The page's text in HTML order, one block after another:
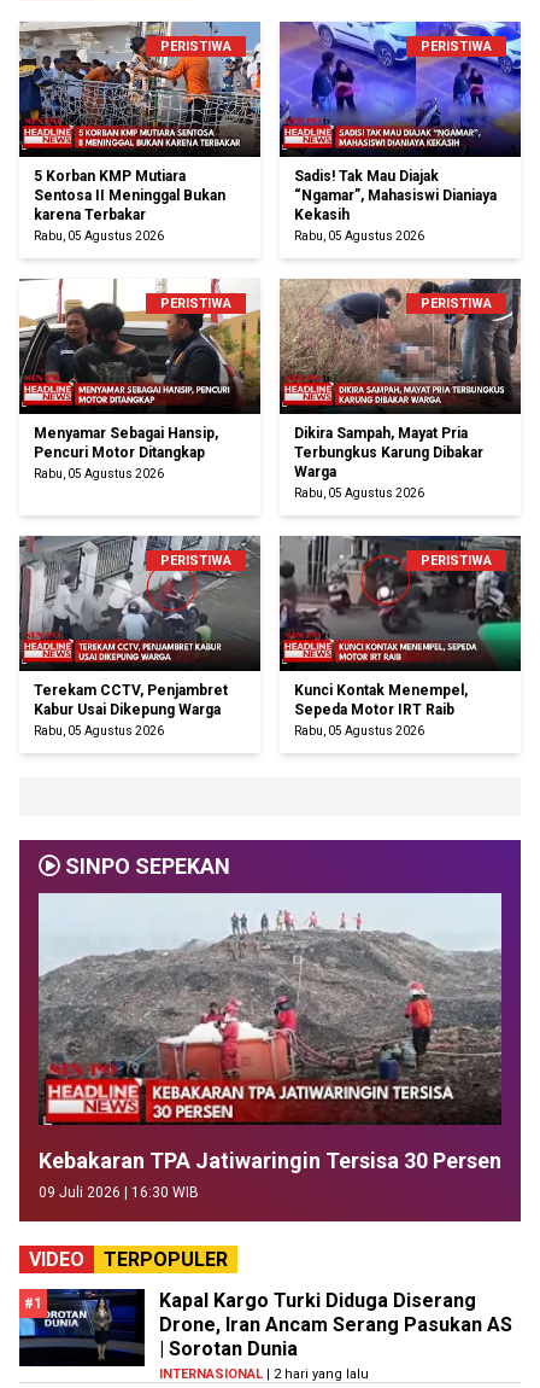
PERISTIWA
5 Korban KMP Mutiara
Sentosa II Meninggal Bukan
karena Terbakar
Rabu, 05 Agustus 2026
PERISTIWA
Sadis! Tak Mau Diajak
“Ngamar”, Mahasiswi Dianiaya
Kekasih
Rabu, 05 Agustus 2026
PERISTIWA
Menyamar Sebagai Hansip,
Pencuri Motor Ditangkap
Rabu, 05 Agustus 2026
PERISTIWA
Dikira Sampah, Mayat Pria
Terbungkus Karung Dibakar
Warga
Rabu, 05 Agustus 2026
PERISTIWA
Terekam CCTV, Penjambret
Kabur Usai Dikepung Warga
Rabu, 05 Agustus 2026
PERISTIWA
Kunci Kontak Menempel,
Sepeda Motor IRT Raib
Rabu, 05 Agustus 2026
SINPO SEPEKAN
Kebakaran TPA Jatiwaringin Tersisa 30 Persen
09 Juli 2026 | 16:30 WIB
VIDEO TERPOPULER
#1
Kapal Kargo Turki Diduga Diserang
Drone, Iran Ancam Serang Pasukan AS
| Sorotan Dunia
INTERNASIONAL | 2 hari yang lalu